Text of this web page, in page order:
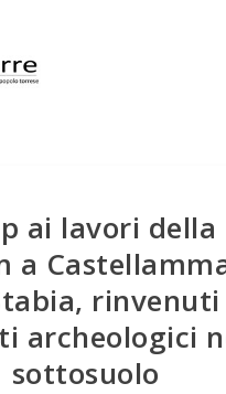
ai lavori della
a
rinvenuti
archeologici
sottosuolo